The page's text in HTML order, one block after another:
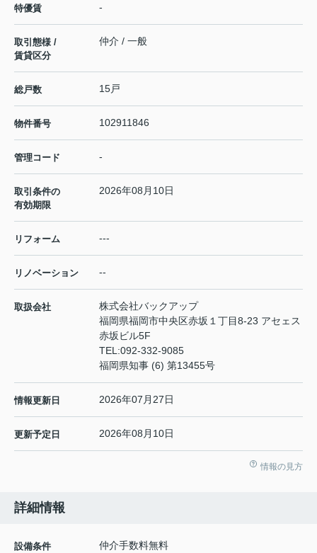
特優賃 -
取引態様 /
賃貸区分
仲介 / 一般
総戸数 15戸
物件番号 102911846
管理コード -
取引条件の
有効期限
2026年08月10日
リフォーム ---
リノベーション --
取扱会社
株式会社バックアップ
福岡県福岡市中央区赤坂１丁目8-23 アセェス
赤坂ビル5F
TEL:092-332-9085
福岡県知事 (6) 第13455号
情報更新日 2026年07月27日
更新予定日 2026年08月10日
情報の見方
詳細情報
設備条件
仲介手数料無料